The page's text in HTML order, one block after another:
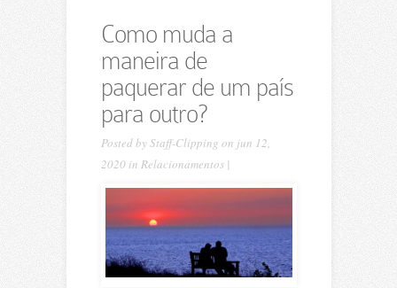
Como muda a
maneira de
paquerar de um país
para outro?
Posted byStaff-Clipping on jun 12,
2020 in Relacionamentos|